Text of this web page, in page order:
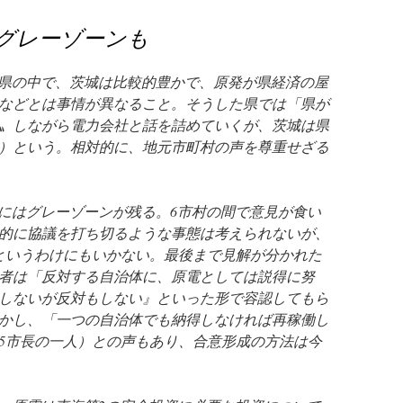
レーゾーンも
中で、茨城は比較的豊かで、原発が県経済の屋
どとは事情が異なること。そうした県では「県が
しながら電力会社と話を詰めていくが、茨城は県
という。相対的に、地元市町村の声を尊重せざる
グレーゾーンが残る。6市村の間で意見が食い
に協議を打ち切るような事態は考えられないが、
うわけにもいかない。最後まで見解が分かれた
は「反対する自治体に、原電としては説得に努
ないが反対もしない』といった形で容認してもら
し、「一つの自治体でも納得しなければ再稼働し
長の一人）との声もあり、合意形成の方法は今